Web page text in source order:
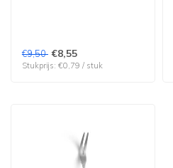
€9,50 €8,55
Stukprijs: €0,79 / stuk